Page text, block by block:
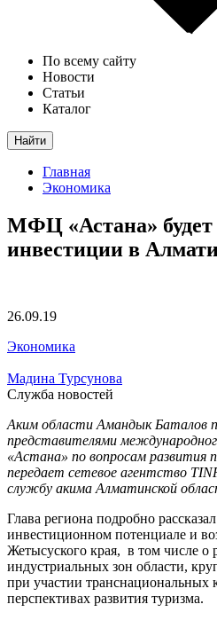
По всему сайту
Новости
Статьи
Каталог
Найти
Главная
Экономика
МФЦ «Астана» будет
инвестиции в
26.09.19
Экономика
Мадина Турсунова
Служба новостей
Аким области Амандык Баталов
представителями
«Астана» по вопросам развития
передает сетевое агентство
службу акима Алматинской
Глава региона подробно
инвестиционном потенциале и
Жетысуского края, в том числе о
индустриальных зон области,
при участии транснациональных
перспективах развития туризма.